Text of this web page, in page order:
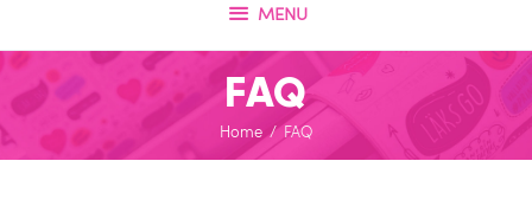
MENU
FAQ
Home FAQ